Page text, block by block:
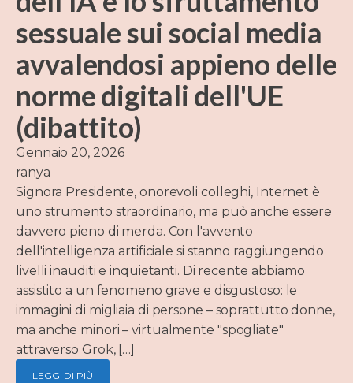
sessuale sui social media
avvalendosi appieno delle
norme digitali dell'UE
(dibattito)
Gennaio 20, 2026
ranya
Signora Presidente, onorevoli colleghi, Internet è
uno strumento straordinario, ma può anche essere
davvero pieno di merda. Con l'avvento
dell'intelligenza artificiale si stanno raggiungendo
livelli inauditi e inquietanti. Di recente abbiamo
assistito a un fenomeno grave e disgustoso: le
immagini di migliaia di persone – soprattutto donne,
ma anche minori – virtualmente "spogliate"
attraverso Grok, […]
LEGGI DI PIÙ